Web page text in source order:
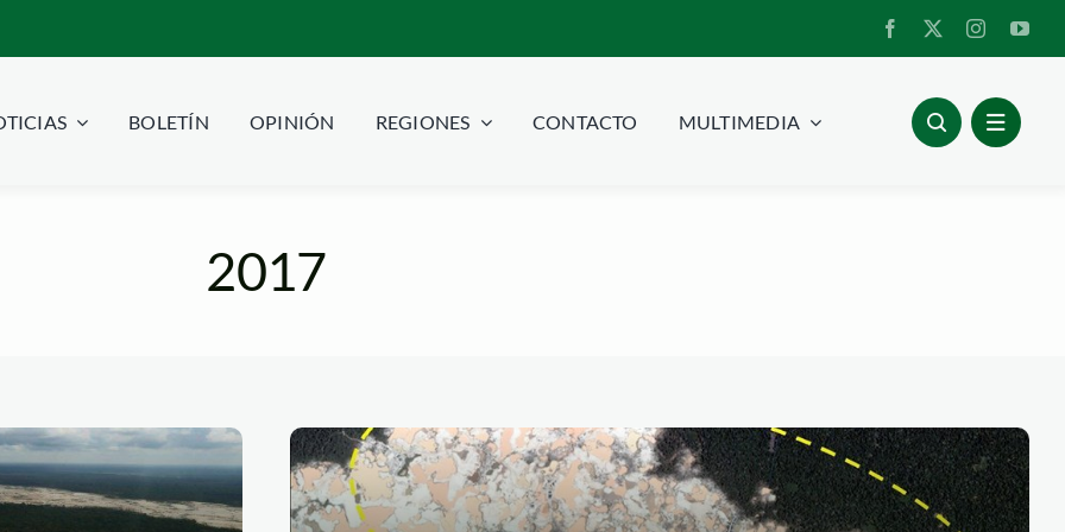
BOLETÍN OPINIÓN REGIONES CONTACTO MULTIMEDIA
2017